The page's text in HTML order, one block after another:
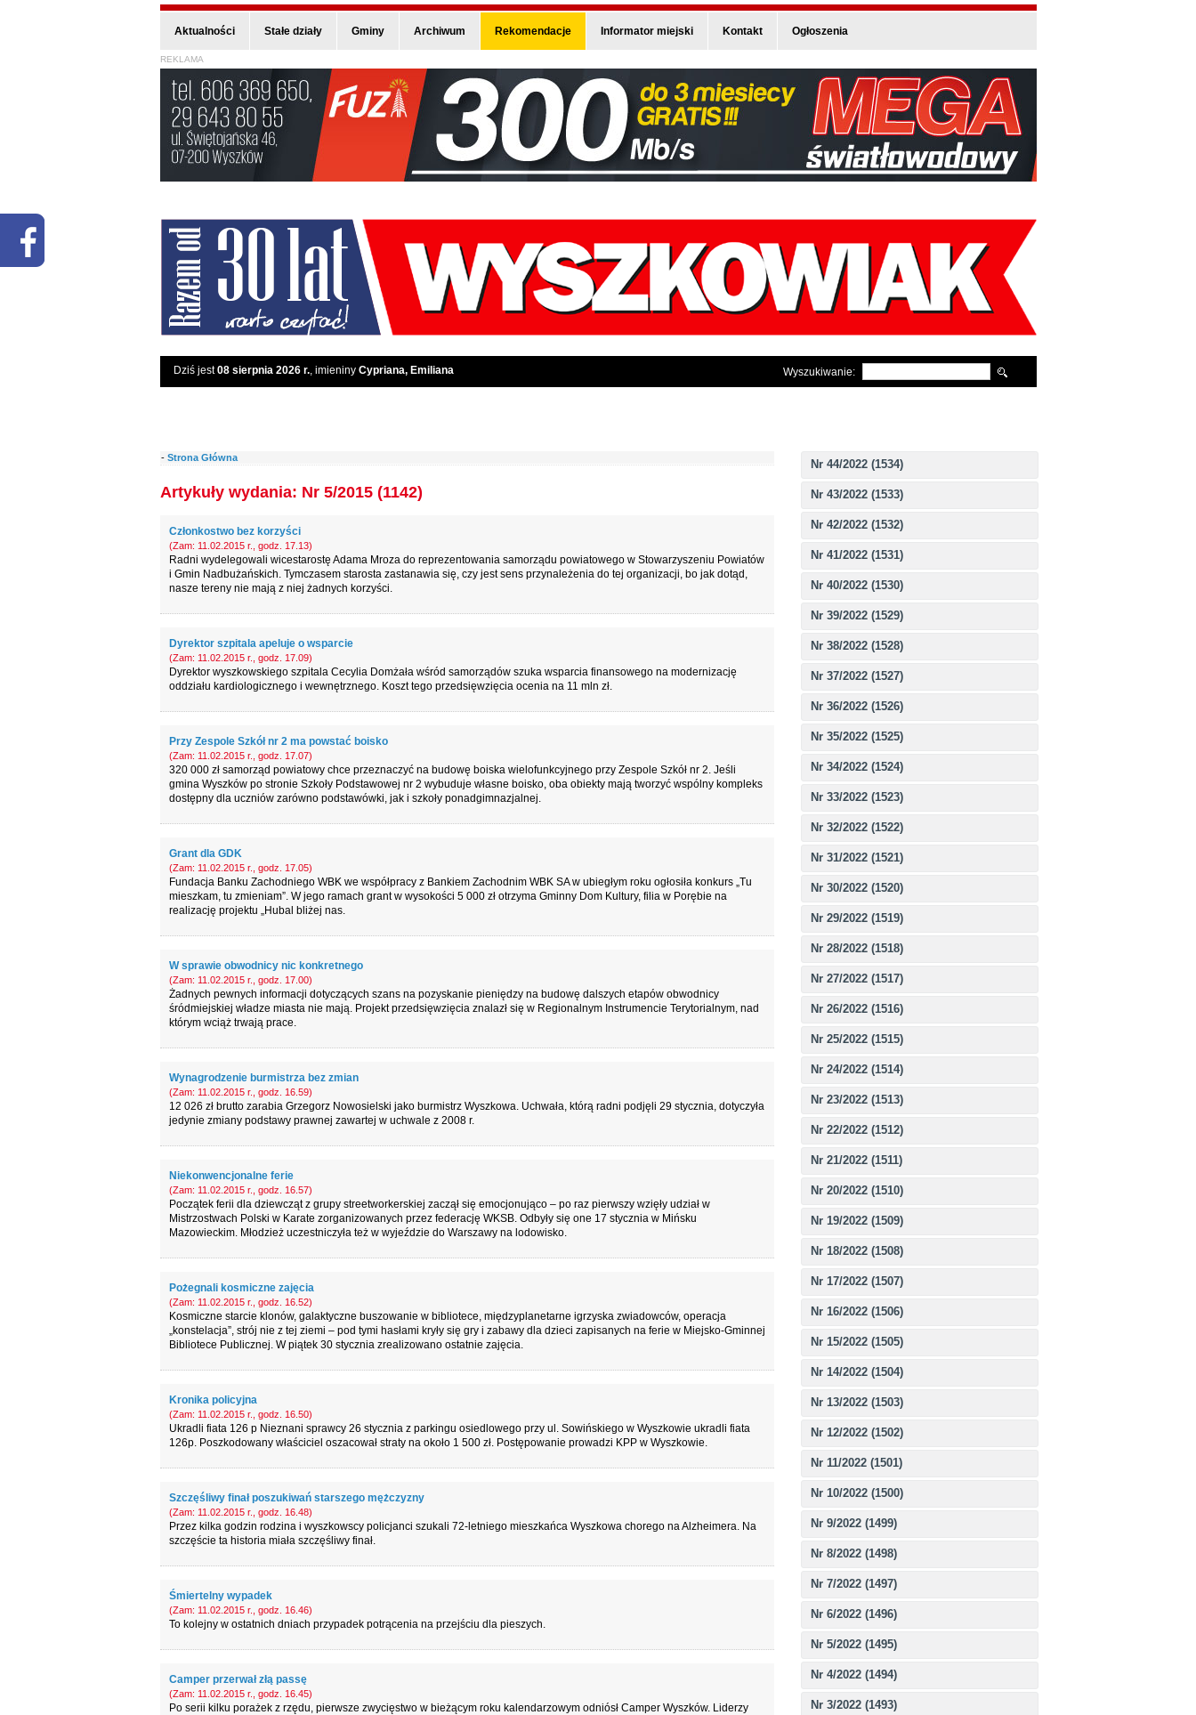
Aktualności Stałe działy Gminy Archiwum Rekomendacje Informator miejski Kontakt Ogłoszenia
REKLAMA
Dziś jest08 sierpnia 2026 r., imieniny Cypriana, Emiliana Wyszukiwanie:
Nr 44/2022 (1534)
Nr 43/2022 (1533)
Nr 42/2022 (1532)
Nr 41/2022 (1531)
Nr 40/2022 (1530)
Nr 39/2022 (1529)
Nr 38/2022 (1528)
Nr 37/2022 (1527)
Nr 36/2022 (1526)
Nr 35/2022 (1525)
Nr 34/2022 (1524)
Nr 33/2022 (1523)
Nr 32/2022 (1522)
Nr 31/2022 (1521)
Nr 30/2022 (1520)
Nr 29/2022 (1519)
Nr 28/2022 (1518)
Nr 27/2022 (1517)
Nr 26/2022 (1516)
Nr 25/2022 (1515)
Nr 24/2022 (1514)
Nr 23/2022 (1513)
Nr 22/2022 (1512)
Nr 21/2022 (1511)
Nr 20/2022 (1510)
Nr 19/2022 (1509)
Nr 18/2022 (1508)
Nr 17/2022 (1507)
Nr 16/2022 (1506)
Nr 15/2022 (1505)
Nr 14/2022 (1504)
Nr 13/2022 (1503)
Nr 12/2022 (1502)
Nr 11/2022 (1501)
Nr 10/2022 (1500)
Nr 9/2022 (1499)
Nr 8/2022 (1498)
Nr 7/2022 (1497)
Nr 6/2022 (1496)
Nr 5/2022 (1495)
Nr 4/2022 (1494)
Nr 3/2022 (1493)
- Strona Główna
Artykuły wydania: Nr 5/2015 (1142)
Członkostwo bez korzyści
(Zam: 11.02.2015 r., godz. 17.13)
Radni wydelegowali wicestarostę Adama Mroza do reprezentowania samorządu powiatowego w Stowarzyszeniu Powiatów
i Gmin Nadbużańskich. Tymczasem starosta zastanawia się, czy jest sens przynależenia do tej organizacji, bo jak dotąd,
nasze tereny nie mają z niej żadnych korzyści.
Dyrektor szpitala apeluje o wsparcie
(Zam: 11.02.2015 r., godz. 17.09)
Dyrektor wyszkowskiego szpitala Cecylia Domżała wśród samorządów szuka wsparcia finansowego na modernizację
oddziału kardiologicznego i wewnętrznego. Koszt tego przedsięwzięcia ocenia na 11 mln zł.
Przy Zespole Szkół nr 2 ma powstać boisko
(Zam: 11.02.2015 r., godz. 17.07)
320 000 zł samorząd powiatowy chce przeznaczyć na budowę boiska wielofunkcyjnego przy Zespole Szkół nr 2. Jeśli
gmina Wyszków po stronie Szkoły Podstawowej nr 2 wybuduje własne boisko, oba obiekty mają tworzyć wspólny kompleks
dostępny dla uczniów zarówno podstawówki, jak i szkoły ponadgimnazjalnej.
Grant dla GDK
(Zam: 11.02.2015 r., godz. 17.05)
Fundacja Banku Zachodniego WBK we współpracy z Bankiem Zachodnim WBK SA w ubiegłym roku ogłosiła konkurs „Tu
mieszkam, tu zmieniam”. W jego ramach grant w wysokości 5 000 zł otrzyma Gminny Dom Kultury, filia w Porębie na
realizację projektu „Hubal bliżej nas.
W sprawie obwodnicy nic konkretnego
(Zam: 11.02.2015 r., godz. 17.00)
Żadnych pewnych informacji dotyczących szans na pozyskanie pieniędzy na budowę dalszych etapów obwodnicy
śródmiejskiej władze miasta nie mają. Projekt przedsięwzięcia znalazł się w Regionalnym Instrumencie Terytorialnym, nad
którym wciąż trwają prace.
Wynagrodzenie burmistrza bez zmian
(Zam: 11.02.2015 r., godz. 16.59)
12 026 zł brutto zarabia Grzegorz Nowosielski jako burmistrz Wyszkowa. Uchwała, którą radni podjęli 29 stycznia, dotyczyła
jedynie zmiany podstawy prawnej zawartej w uchwale z 2008 r.
Niekonwencjonalne ferie
(Zam: 11.02.2015 r., godz. 16.57)
Początek ferii dla dziewcząt z grupy streetworkerskiej zaczął się emocjonująco – po raz pierwszy wzięły udział w
Mistrzostwach Polski w Karate zorganizowanych przez federację WKSB. Odbyły się one 17 stycznia w Mińsku
Mazowieckim. Młodzież uczestniczyła też w wyjeździe do Warszawy na lodowisko.
Pożegnali kosmiczne zajęcia
(Zam: 11.02.2015 r., godz. 16.52)
Kosmiczne starcie klonów, galaktyczne buszowanie w bibliotece, międzyplanetarne igrzyska zwiadowców, operacja
„konstelacja”, strój nie z tej ziemi – pod tymi hasłami kryły się gry i zabawy dla dzieci zapisanych na ferie w Miejsko-Gminnej
Bibliotece Publicznej. W piątek 30 stycznia zrealizowano ostatnie zajęcia.
Kronika policyjna
(Zam: 11.02.2015 r., godz. 16.50)
Ukradli fiata 126 p Nieznani sprawcy 26 stycznia z parkingu osiedlowego przy ul. Sowińskiego w Wyszkowie ukradli fiata
126p. Poszkodowany właściciel oszacował straty na około 1 500 zł. Postępowanie prowadzi KPP w Wyszkowie.
Szczęśliwy finał poszukiwań starszego mężczyzny
(Zam: 11.02.2015 r., godz. 16.48)
Przez kilka godzin rodzina i wyszkowscy policjanci szukali 72-letniego mieszkańca Wyszkowa chorego na Alzheimera. Na
szczęście ta historia miała szczęśliwy finał.
Śmiertelny wypadek
(Zam: 11.02.2015 r., godz. 16.46)
To kolejny w ostatnich dniach przypadek potrącenia na przejściu dla pieszych.
Camper przerwał złą passę
(Zam: 11.02.2015 r., godz. 16.45)
Po serii kilku porażek z rzędu, pierwsze zwycięstwo w bieżącym roku kalendarzowym odniósł Camper Wyszków. Liderzy